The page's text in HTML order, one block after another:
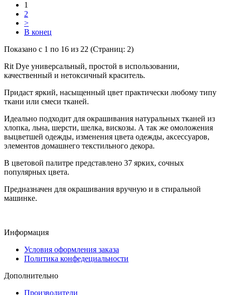
1
2
>
В конец
Показано с 1 по 16 из 22 (Страниц: 2)
Rit Dye универсальный, простой в использовании,
качественный и нетоксичный краситель.
Придаст яркий, насыщенный цвет практически любому типу
ткани или смеси тканей.
Идеально подходит для окрашивания натуральных тканей из
хлопка, льна, шерсти, шелка, вискозы. А так же омоложения
выцветшей одежды, изменения цвета одежды, аксессуаров,
элементов домашнего текстильного декора.
В цветовой палитре представлено 37 ярких, сочных
популярных цвета.
Предназначен для окрашивания вручную и в стиральной
машинке.
Информация
Условия оформления заказа
Политика конфедециальности
Дополнительно
Производители